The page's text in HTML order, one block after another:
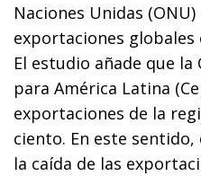
Naciones Unidas
exportaciones globales
El estudio añade que la
para América Latina
exportaciones de la
ciento. En este
la caída de las